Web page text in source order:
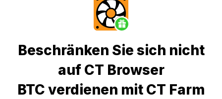
Beschränken Sie sich nicht
auf CT Browser
BTC verdienen mit CT Farm